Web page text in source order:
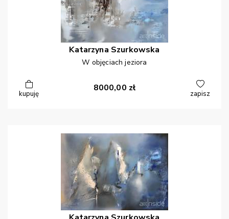
Katarzyna Szurkowska
W objęciach jeziora
kupuję
8000,00 zł
zapisz